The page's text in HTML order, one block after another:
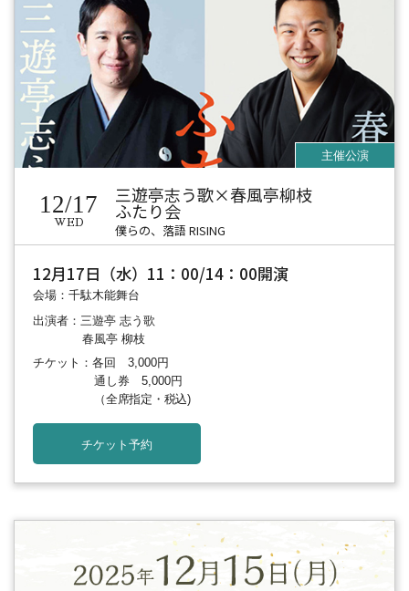
12/17
WED
三遊亭志う歌×春風亭柳枝
ふたり会
僕らの、落語 RISING
12月17日（水）11：00/14：00開演
会場：千駄木能舞台
出演者：三遊亭 志う歌
春風亭 柳枝
チケット：各回 3,000円
通し券 5,000円
（全席指定・税込)
チケット予約